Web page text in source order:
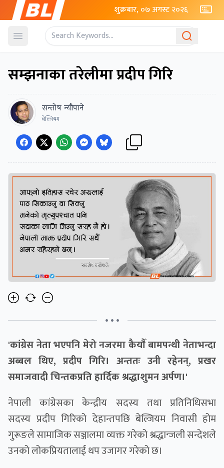
शुक्रबार, ०७ अगस्ट २०२६
Open menu
सम्झनाका तरेलीमा प्रदीप गिरि
सन्तोष न्यौपाने
बेल्जियम
• • •
'कांग्रेस नेता भएपनि मेरो नजरमा कैयाैँ बामपन्थी नेताभन्दा
अब्बल थिए, प्रदीप गिरि। अन्ततः उनी रहेनन्, प्रखर
समाजवादी चिन्तकप्रति हार्दिक श्रद्धाशुमन अर्पण।'
नेपाली कांग्रेसका केन्द्रीय सदस्य तथा प्रतिनिधिसभा
सदस्य प्रदीप गिरिको देहान्तपछि बेल्जियम निवासी होम
गुरूङले सामाजिक सञ्जालमा व्यक्त गरेको श्रद्धान्जली सन्देशले
उनको लोकप्रियतालाई थप उजागर गरेको छ।